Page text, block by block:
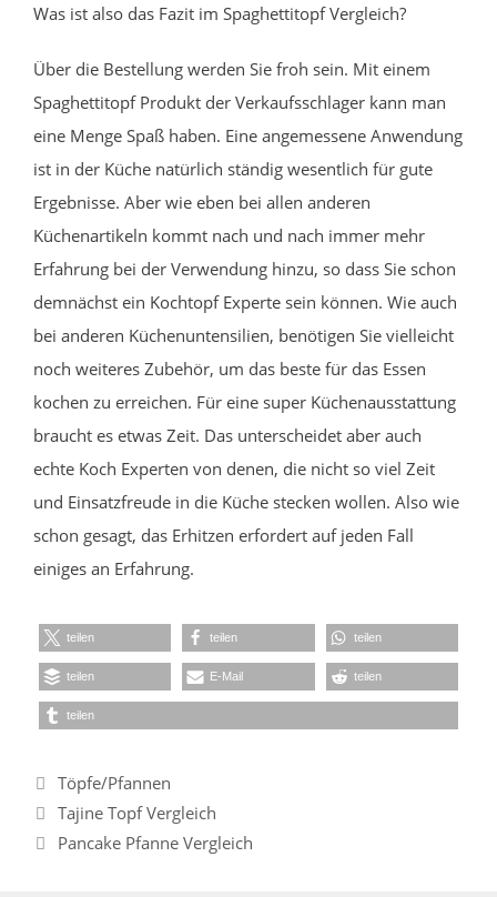
Was ist also das Fazit im Spaghettitopf Vergleich?
Über die Bestellung werden Sie froh sein. Mit einem
Spaghettitopf Produkt der Verkaufsschlager kann man
eine Menge Spaß haben. Eine angemessene Anwendung
ist in der Küche natürlich ständig wesentlich für gute
Ergebnisse. Aber wie eben bei allen anderen
Küchenartikeln kommt nach und nach immer mehr
Erfahrung bei der Verwendung hinzu, so dass Sie schon
demnächst ein Kochtopf Experte sein können. Wie auch
bei anderen Küchenuntensilien, benötigen Sie vielleicht
noch weiteres Zubehör, um das beste für das Essen
kochen zu erreichen. Für eine super Küchenausstattung
braucht es etwas Zeit. Das unterscheidet aber auch
echte Koch Experten von denen, die nicht so viel Zeit
und Einsatzfreude in die Küche stecken wollen. Also wie
schon gesagt, das Erhitzen erfordert auf jeden Fall
einiges an Erfahrung.
teilen teilen teilen
teilen E-Mail teilen
teilen
Kategorien
Töpfe/Pfannen
Tajine Topf Vergleich
Pancake Pfanne Vergleich